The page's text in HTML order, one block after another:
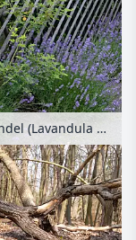
Stockrose (Alcea rosea) und Echter Lavendel (Lavandula angustifolia)